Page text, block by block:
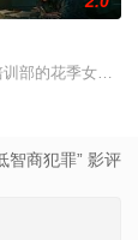
事。甲午战争后，
部的花季女生苏
智商犯罪” 影评